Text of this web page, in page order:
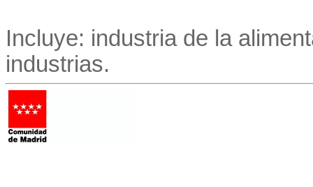
Incluye: industria de la
industrias.